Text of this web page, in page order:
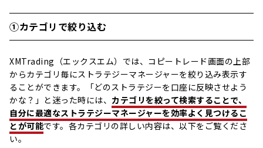
①カテゴリで絞り込む
XMTrading（エックスエム）では、コピートレード画面の上部
からカテゴリ毎にストラテジーマネージャーを絞り込み表示す
ることができます。「どのストラテジーを口座に反映させよう
かな？」と迷った時には、 カテゴリを絞って検索することで、
自分に最適なストラテジーマネージャーを効率よく見つけるこ
とが可能です。各カテゴリの詳しい内容は、以下をご覧くださ
い。